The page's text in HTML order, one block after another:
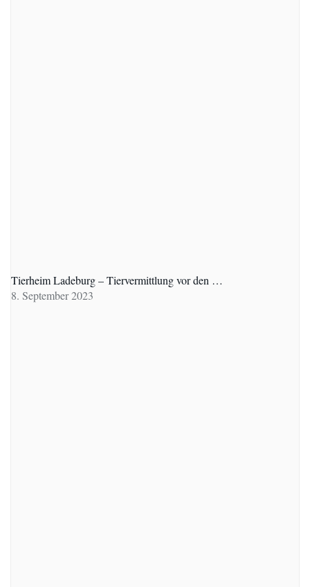
Tierheim Ladeburg – Tiervermittlung vor den …
8. September 2023